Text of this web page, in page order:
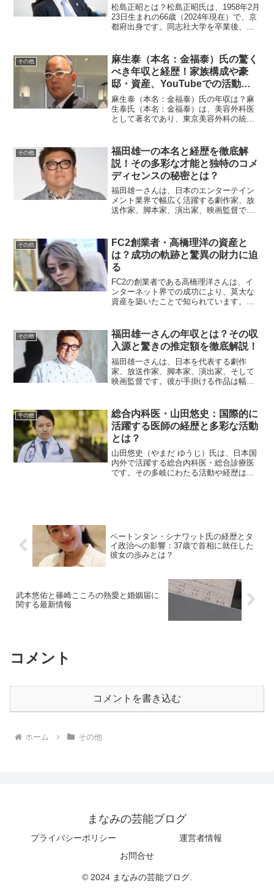
松島正昭とは？松島正昭氏は、1958年2月
23日生まれの66歳（2024年現在）で、京
都府出身です。同志社大学を卒業後、
に代表取締役社長に就任しました。現在
は同...
その他
麻生泰（本名：金福泰）氏の驚く
べき年収と経歴！家族構成や豪
邸・資産、YouTubeでの活動ま
で徹底解説
麻生泰（本名：金福泰）氏の年収は？麻
生泰氏（本名：金福泰）は、美容外科医
として著名であり、東京美容外科の統括
幅広い分野で成功を収めています。彼の
年収についての公的...
その他
福田雄一の本名と経歴を徹底解
説！その多彩な才能と独特のコメ
ディセンスの秘密とは？
福田雄一さんは、日本のエンターテイン
メント業界で幅広く活躍する劇作家、放
送作家、脚本家、演出家、映画監督で
す。今回は、福田雄一さんの本名や経
歴、作風、影響力、そして今後の...
その他
FC2創業者・高橋理洋の資産と
は？成功の軌跡と驚異の財力に迫
る
FC2の創業者である高橋理洋さんは、イ
ンターネット界での成功により、莫大な
資産を築いたことで知られています。彼
う。高橋理洋とは？FC2の創業者の経歴
は？高橋理洋さんは、...
その他
福田雄一さんの年収とは？その収
入源と驚きの推定額を徹底解説！
福田雄一さんは、日本を代表する劇作
家、放送作家、脚本家、演出家、そして
映画監督です。彼が手掛ける作品は幅広
ています。その成功が、年収という形で
具体的にどのように現れてい...
その他
総合内科医・山田悠史：国際的に
活躍する医師の経歴と多彩な活動
とは？
山田悠史（やまだ ゆうじ）氏は、日本国
内外で活躍する総合内科医・総合診療医
です。その多岐にわたる活動や経歴は、
ペートンタン・シナワット氏の経歴とタ
イ政治への影響：37歳で首相に就任した
彼女の歩みとは？
武本悠佑と篠崎こころの熱愛と婚姻届に
関する最新情報
コメント
コメントを書き込む
ホーム その他
まなみの芸能ブログ
プライバシーポリシー
運営者情報
お問合せ
© 2024 まなみの芸能ブログ.